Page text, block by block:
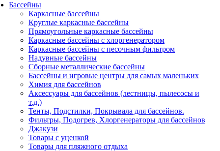
Бассейны
Каркасные бассейны
Круглые каркасные бассейны
Прямоугольные каркасные бассейны
Каркасные бассейны с хлоргенератором
Каркасные бассейны с песочным фильтром
Надувные бассейны
Сборные металлические бассейны
Бассейны и игровые центры для самых маленьких
Химия для бассейнов
Аксессуары для бассейнов (лестницы, пылесосы и
т.д.)
Тенты, Подстилки, Покрывала для бассейнов.
Фильтры, Подогрев, Хлоргенераторы для бассейнов
Джакузи
Товары с уценкой
Товары для пляжного отдыха